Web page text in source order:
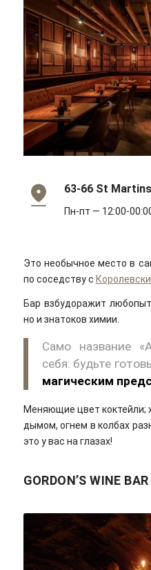
63-66 St
Пн-пт — 12:00-
Это необычное место в
по соседству с
Бар взбудоражит
но и знатоков химии.
Само название
себя: будьте
магическим
Меняющие цвет коктейли;
дымом, огнем в колбах
это у вас на глазах!
GORDON’S WINE BAR